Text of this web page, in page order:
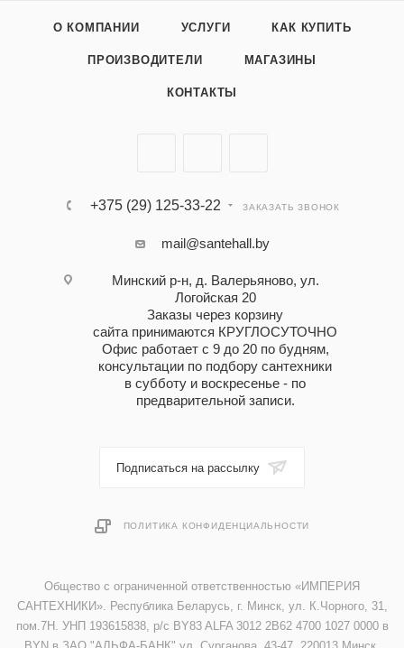
О КОМПАНИИ УСЛУГИ КАК КУПИТЬ
ПРОИЗВОДИТЕЛИ МАГАЗИНЫ
КОНТАКТЫ
+375 (29) 125-33-22 ЗАКАЗАТЬ ЗВОНОК
mail@santehall.by
Минский р-н, д. Валерьяново, ул.
Логойская 20
Заказы через корзину
сайта принимаются КРУГЛОСУТОЧНО
Офис работает с 9 до 20 по будням,
консультации по подбору сантехники
в субботу и воскресенье - по
предварительной записи.
Подписаться на рассылку
ПОЛИТИКА КОНФИДЕНЦИАЛЬНОСТИ
Общество с ограниченной ответственностью «ИМПЕРИЯ
САНТЕХНИКИ». Республика Беларусь, г. Минск, ул. К.Чорного, 31,
пом.7Н. УНП 193615838, р/с BY83 ALFA 3012 2B62 4700 1027 0000 в